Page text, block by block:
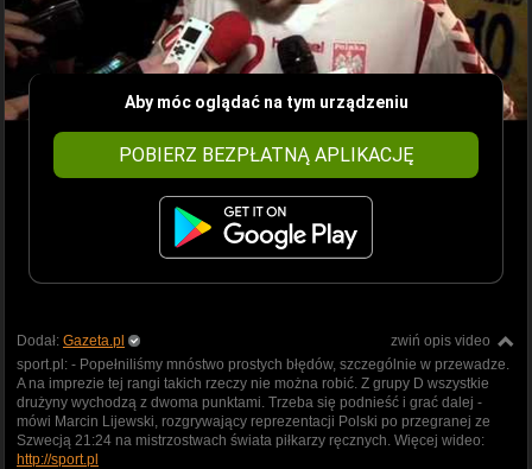
Aby móc oglądać na tym urządzeniu
POBIERZ BEZPŁATNĄ APLIKACJĘ
zwiń opis video
Dodał: Gazeta.pl
sport.pl: - Popełniliśmy mnóstwo prostych błędów, szczególnie w przewadze.
A na imprezie tej rangi takich rzeczy nie można robić. Z grupy D wszystkie
drużyny wychodzą z dwoma punktami. Trzeba się podnieść i grać dalej -
mówi Marcin Lijewski, rozgrywający reprezentacji Polski po przegranej ze
Szwecją 21:24 na mistrzostwach świata piłkarzy ręcznych. Więcej wideo:
http://sport.pl